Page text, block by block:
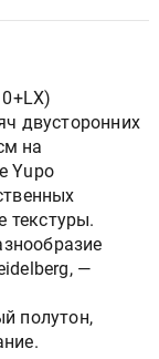
двусторонних
на
Yupo
текстуры.
—
полутон,